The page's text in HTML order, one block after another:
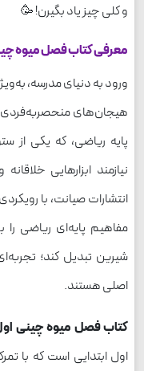
و کلی چیز یاد بگیرن! 🥳
معرفی کتاب فصل میوه
ورود به دنیای مدرسه،
هیجان‌های منحصربه‌فردی
پایه ریاضی، که یکی از
نیازمند ابزارهایی
انتشارات صیانت، با
مفاهیم پایه‌ای ریاضی
شیرین تبدیل کند؛
اصلی هستند.
کتاب فصل میوه چینی
اول ابتدایی است که با